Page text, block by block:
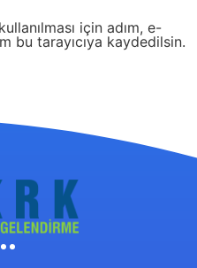
için adım, e-
bu tarayıcıya kaydedilsin.